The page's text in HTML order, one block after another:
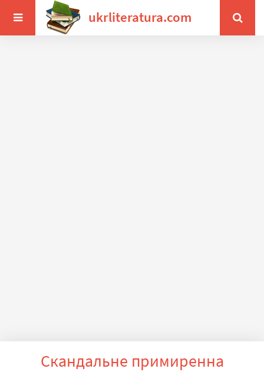
ukrliteratura.com
Скандальне примиренна